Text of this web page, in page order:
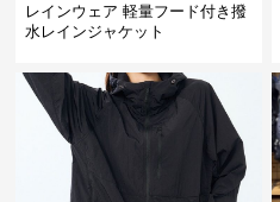
レインウェア 軽量フード付き撥
水レインジャケット